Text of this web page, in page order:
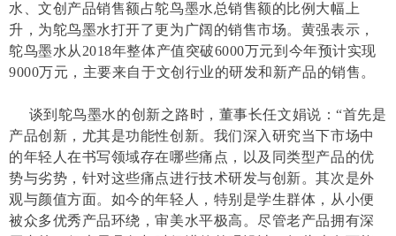
水、文创产品销售额占鸵鸟墨水总销售额的比例大幅上
升，为鸵鸟墨水打开了更为广阔的销售市场。黄强表示，
鸵鸟墨水从2018年整体产值突破6000万元到今年预计实现
9000万元，主要来自于文创行业的研发和新产品的销售。
谈到鸵鸟墨水的创新之路时，董事长任文娟说：“首先是
产品创新，尤其是功能性创新。我们深入研究当下市场中
的年轻人在书写领域存在哪些痛点，以及同类型产品的优
势与劣势，针对这些痛点进行技术研发与创新。其次是外
观与颜值方面。如今的年轻人，特别是学生群体，从小便
被众多优秀产品环绕，审美水平极高。尽管老产品拥有深